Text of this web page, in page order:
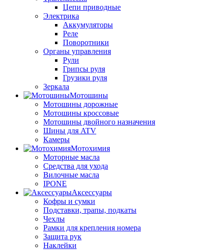
Цепи приводные
Электрика
Аккумуляторы
Реле
Поворотники
Органы управления
Рули
Грипсы руля
Грузики руля
Зеркала
Мотошины
Мотошины дорожные
Мотошины кроссовые
Мотошины двойного назначения
Шины для ATV
Камеры
Мотохимия
Моторные масла
Средства для ухода
Вилочные масла
IPONE
Аксессуары
Кофры и сумки
Подставки, трапы, подкаты
Чехлы
Рамки для крепления номера
Защита рук
Наклейки